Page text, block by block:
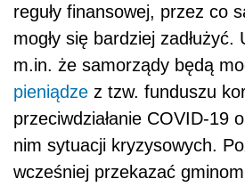
reguły finansowej, przez co
mogły się bardziej zadłużyć.
m.in. że samorządy będą
pieniądze z tzw. funduszu
przeciwdziałanie COVID-19
nim sytuacji kryzysowych.
wcześniej przekazać